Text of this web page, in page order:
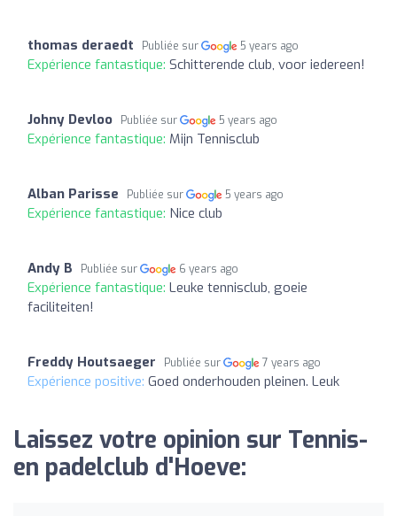
thomas deraedt Publiée sur 5 years ago
Expérience fantastique: Schitterende club, voor iedereen!
Johny Devloo Publiée sur 5 years ago
Expérience fantastique: Mijn Tennisclub
Alban Parisse Publiée sur 5 years ago
Expérience fantastique: Nice club
Andy B Publiée sur 6 years ago
Expérience fantastique: Leuke tennisclub, goeie
faciliteiten!
Freddy Houtsaeger Publiée sur 7 years ago
Expérience positive: Goed onderhouden pleinen. Leuk
Laissez votre opinion sur Tennis-
en padelclub d'Hoeve: